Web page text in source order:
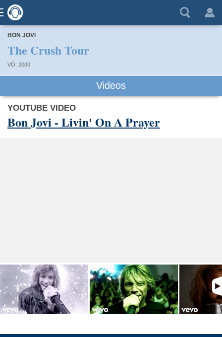
BON JOVI
The Crush Tour
VÖ: 2000
Videos
YOUTUBE VIDEO
Bon Jovi - Livin' On A Prayer